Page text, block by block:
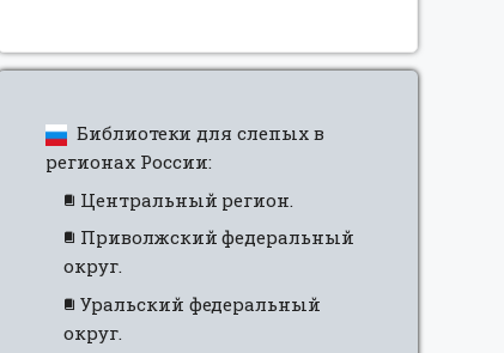
Библиотеки для слепых в
регионах России:
Центральный регион.
Приволжский федеральный
округ.
Уральский федеральный
округ.